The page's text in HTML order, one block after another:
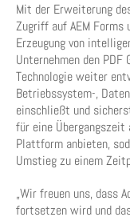
Mit der Erweiterung
Zugriff auf AEM Forms
Erzeugung von
Unternehmen den PDF
Technologie weiter
Betriebssystem-,
einschließt und
für eine Übergangszeit
Plattform anbieten,
Umstieg zu einem
„Wir freuen uns, dass
fortsetzen wird und